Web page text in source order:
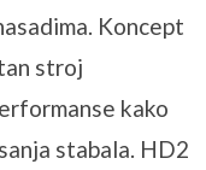
Koncept
stroj
kako
stabala. HD2